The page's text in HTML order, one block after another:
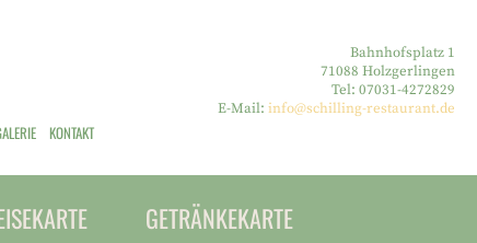
Bahnhofsplatz 1
71088 Holzgerlingen
Tel: 07031-4272829
E-Mail: info@schilling-restaurant.de
GETRÄNKEKARTE
KONTAKT